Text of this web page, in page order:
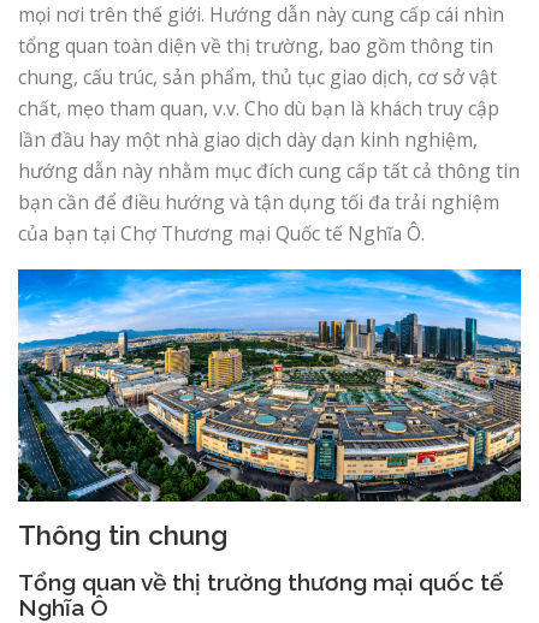
mọi nơi trên thế giới. Hướng dẫn này cung cấp cái nhìn
tổng quan toàn diện về thị trường, bao gồm thông tin
chung, cấu trúc, sản phẩm, thủ tục giao dịch, cơ sở vật
chất, mẹo tham quan, v.v. Cho dù bạn là khách truy cập
lần đầu hay một nhà giao dịch dày dạn kinh nghiệm,
hướng dẫn này nhằm mục đích cung cấp tất cả thông tin
bạn cần để điều hướng và tận dụng tối đa trải nghiệm
của bạn tại Chợ Thương mại Quốc tế Nghĩa Ô.
Thông tin chung
Tổng quan về thị trường thương mại quốc tế
Nghĩa Ô